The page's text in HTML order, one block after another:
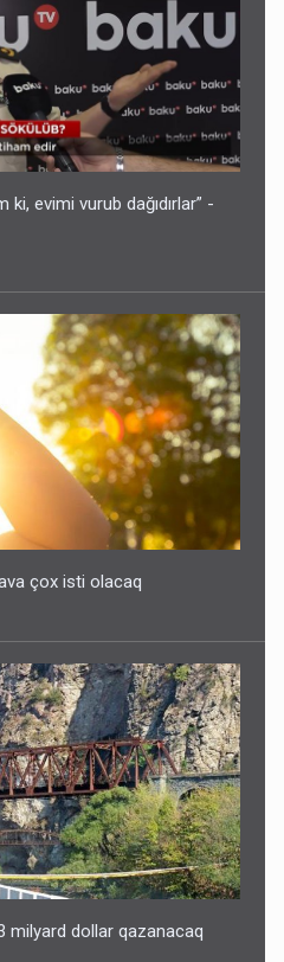
evimi vurub dağıdırlar” -
çox isti olacaq
milyard dollar qazanacaq